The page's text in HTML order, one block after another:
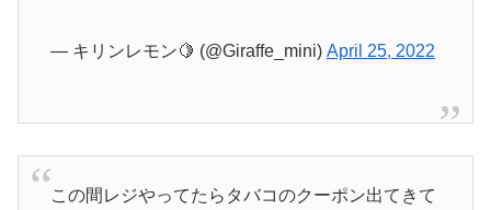
— キリンレモン🍋 (@Giraffe_mini) April 25, 2022
この間レジやってたらタバコのクーポン出てきて